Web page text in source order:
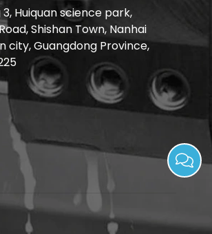
3, Huiquan science park,
Shishan Town, Nanhai
city, Guangdong Province,